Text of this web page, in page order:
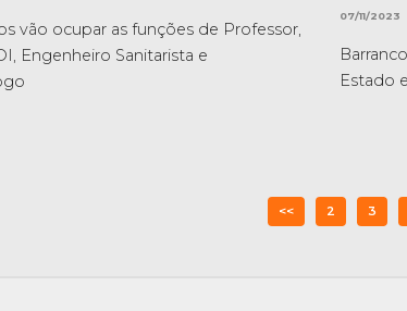
vão ocupar as funções de Professor,
Engenheiro Sanitarista e
07/11/2023
Estado
<< 2 3